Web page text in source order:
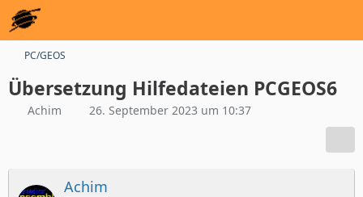
PC/GEOS
Übersetzung Hilfedateien PCGEOS6
Achim 26. September 2023 um 10:37
Achim